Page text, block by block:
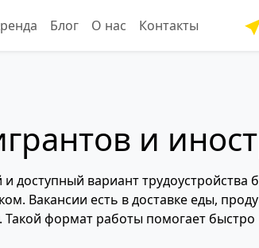
Блог О нас Контакты
и
вариант трудоустройства
Вакансии есть в доставке еды,
формат работы помогает быстро